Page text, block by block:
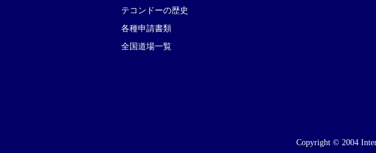
テコンドーの歴史
各種申請書類
全国道場一覧
Copyright © 2004